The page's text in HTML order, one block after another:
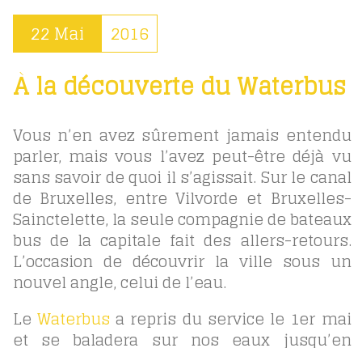
22 Mai 2016
À la découverte du Waterbus
Vous n’en avez sûrement jamais entendu
parler, mais vous l’avez peut-être déjà vu
sans savoir de quoi il s’agissait. Sur le canal
de Bruxelles, entre Vilvorde et Bruxelles-
Sainctelette, la seule compagnie de bateaux
bus de la capitale fait des allers-retours.
L’occasion de découvrir la ville sous un
nouvel angle, celui de l’eau.
Le Waterbus a repris du service le 1er mai
et se baladera sur nos eaux jusqu’en